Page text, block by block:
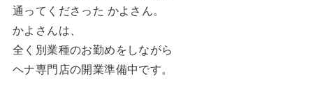
通ってくださった かよさん。
かよさんは、
全く別業種のお勤めをしながら
ヘナ専門店の開業準備中です。